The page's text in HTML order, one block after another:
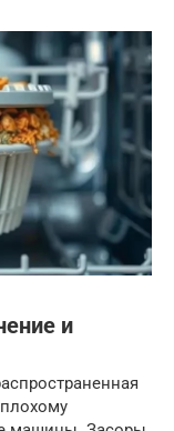
и